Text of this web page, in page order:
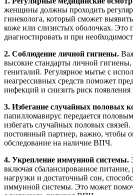
женщины должны проходить
гинеколога, который сможет
коже или слизистых оболочках. Это
диагностировать и при
2. Соблюдение личной гигиены.
высокие стандарты личной гигиены,
гениталий. Регулярное мытье с
неагрессивных средств поможет
инфекций и снизить риск
3. Избегание случайных половых
папилломавирус передается
избегать случайных половых связей.
постоянный партнер, важно, чтобы
обследование на наличие ВПЧ.
4. Укрепление иммунной системы.
включая сбалансированное питание,
нагрузки и достаточный сон,
иммунной системы. Это может